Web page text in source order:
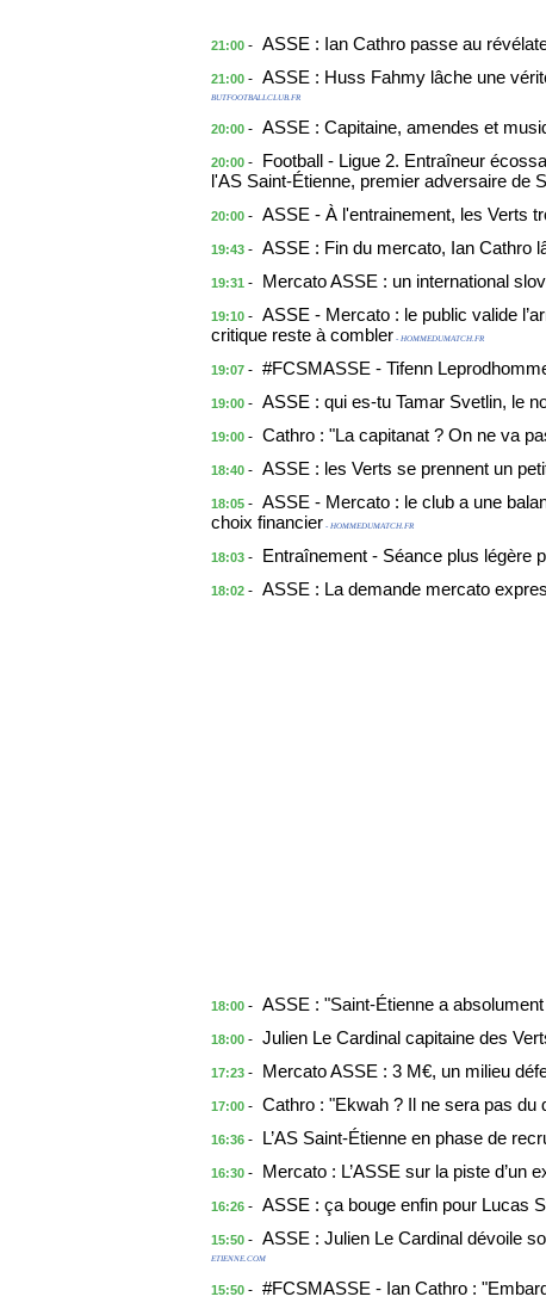
21:00 - ASSE : Ian Cathro passe au
21:00 - ASSE : Huss Fahmy lâche une
BUTFOOTBALLCLUB.FR
20:00 - ASSE : Capitaine, amendes et
20:00 -
Football - Ligue 2. Entraîneur
l'AS Saint-Étienne, premier adversaire de
20:00 - ASSE - À l'entrainement, les Verts
19:43 - ASSE : Fin du mercato, Ian Cathro
19:31 - Mercato ASSE : un international
19:10 - ASSE - Mercato : le public valide
critique reste à combler - HOMMEDUMATCH.FR
19:07 - #FCSMASSE - Tifenn
19:00 - ASSE : qui es-tu Tamar Svetlin, le
19:00 - Cathro : "La capitanat ? On ne va
18:40 - ASSE : les Verts se prennent un
18:05 - ASSE - Mercato : le club a une
choix financier - HOMMEDUMATCH.FR
18:03 - Entraînement - Séance plus légère
18:02 - ASSE : La demande mercato
18:00 - ASSE : "Saint-Étienne a
18:00 - Julien Le Cardinal capitaine des
17:23 - Mercato ASSE : 3 M€, un milieu
17:00 - Cathro : "Ekwah ? Il ne sera pas du
16:36 - L’AS Saint-Étienne en phase de
16:30 - Mercato : L’ASSE sur la piste d’un
16:26 - ASSE : ça bouge enfin pour Lucas
15:50 - ASSE : Julien Le Cardinal dévoile
ETIENNE.COM
15:50 - #FCSMASSE - Ian Cathro :